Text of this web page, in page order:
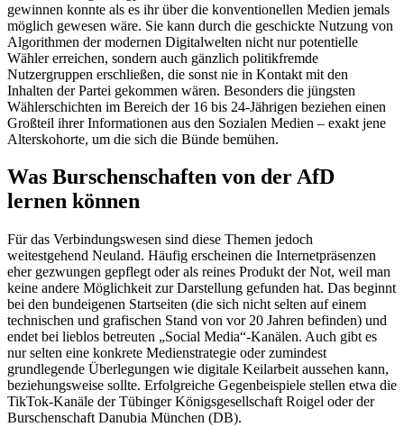
gewinnen konnte als es ihr über die konventionellen Medien jemals
möglich gewesen wäre. Sie kann durch die geschickte Nutzung von
Algorithmen der modernen Digitalwelten nicht nur potentielle
Wähler erreichen, sondern auch gänzlich politikfremde
Nutzergruppen erschließen, die sonst nie in Kontakt mit den
Inhalten der Partei gekommen wären. Besonders die jüngsten
Wählerschichten im Bereich der 16 bis 24-Jährigen beziehen einen
Großteil ihrer Informationen aus den Sozialen Medien – exakt jene
Alterskohorte, um die sich die Bünde bemühen.
Was Burschenschaften von der AfD
lernen können
Für das Verbindungswesen sind diese Themen jedoch
weitestgehend Neuland. Häufig erscheinen die Internetpräsenzen
eher gezwungen gepflegt oder als reines Produkt der Not, weil man
keine andere Möglichkeit zur Darstellung gefunden hat. Das beginnt
bei den bundeigenen Startseiten (die sich nicht selten auf einem
technischen und grafischen Stand von vor 20 Jahren befinden) und
endet bei lieblos betreuten „Social Media“-Kanälen. Auch gibt es
nur selten eine konkrete Medienstrategie oder zumindest
grundlegende Überlegungen wie digitale Keilarbeit aussehen kann,
beziehungsweise sollte. Erfolgreiche Gegenbeispiele stellen etwa die
TikTok-Kanäle der Tübinger Königsgesellschaft Roigel oder der
Burschenschaft Danubia München (DB).